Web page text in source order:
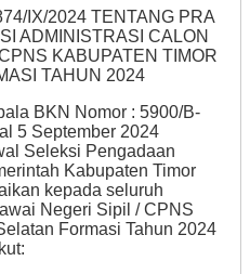
IX/2024 TENTANG PRA
ADMINISTRASI CALON
KABUPATEN TIMOR
TAHUN 2024
BKN Nomor : 5900/B-
5 September 2024
Seleksi Pengadaan
Kabupaten Timor
kepada seluruh
Negeri Sipil / CPNS
Formasi Tahun 2024